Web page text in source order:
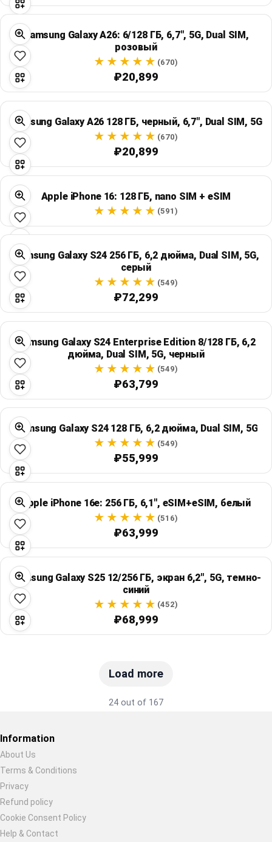
Samsung Galaxy A26: 6/128 ГБ, 6,7", 5G, Dual SIM,
розовый
(670)
₽20,899
Samsung Galaxy A26 128 ГБ, черный, 6,7", Dual SIM, 5G
(670)
₽20,899
Apple iPhone 16: 128 ГБ, nano SIM + eSIM
(591)
Samsung Galaxy S24 256 ГБ, 6,2 дюйма, Dual SIM, 5G,
серый
(549)
₽72,299
Samsung Galaxy S24 Enterprise Edition 8/128 ГБ, 6,2
дюйма, Dual SIM, 5G, черный
(549)
₽63,799
Samsung Galaxy S24 128 ГБ, 6,2 дюйма, Dual SIM, 5G
(549)
₽55,999
Apple iPhone 16e: 256 ГБ, 6,1", eSIM+eSIM, белый
(516)
₽63,999
Samsung Galaxy S25 12/256 ГБ, экран 6,2", 5G, темно-
синий
(452)
₽68,999
Load more
24 out of 167
Restore previous
Information
About Us
Terms & Conditions
Privacy
Refund policy
Cookie Consent Policy
Help & Contact